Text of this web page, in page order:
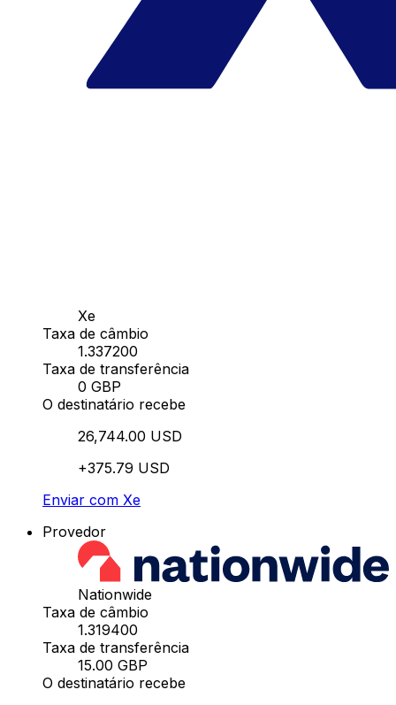
Xe
Taxa de câmbio
1.337200
Taxa de transferência
0 GBP
O destinatário recebe
26,744.00 USD
+375.79 USD
Enviar com Xe
Provedor
Nationwide
Taxa de câmbio
1.319400
Taxa de transferência
15.00 GBP
O destinatário recebe